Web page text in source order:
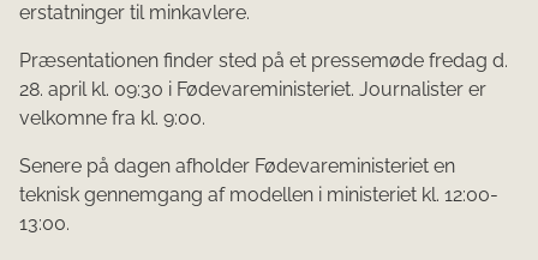
erstatninger til minkavlere.
Præsentationen finder sted på et pressemøde fredag d.
28. april kl. 09:30 i Fødevareministeriet. Journalister er
velkomne fra kl. 9:00.
Senere på dagen afholder Fødevareministeriet en
teknisk gennemgang af modellen i ministeriet kl. 12:00-
13:00.